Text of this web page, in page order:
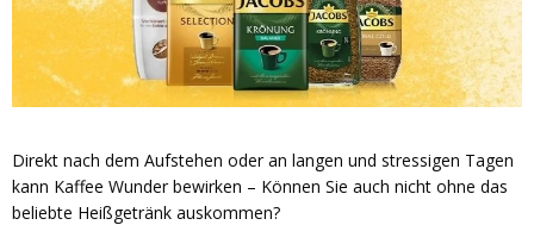
Direkt nach dem Aufstehen oder an langen und stressigen Tagen
kann Kaffee Wunder bewirken – Können Sie auch nicht ohne das
beliebte Heißgetränk auskommen?